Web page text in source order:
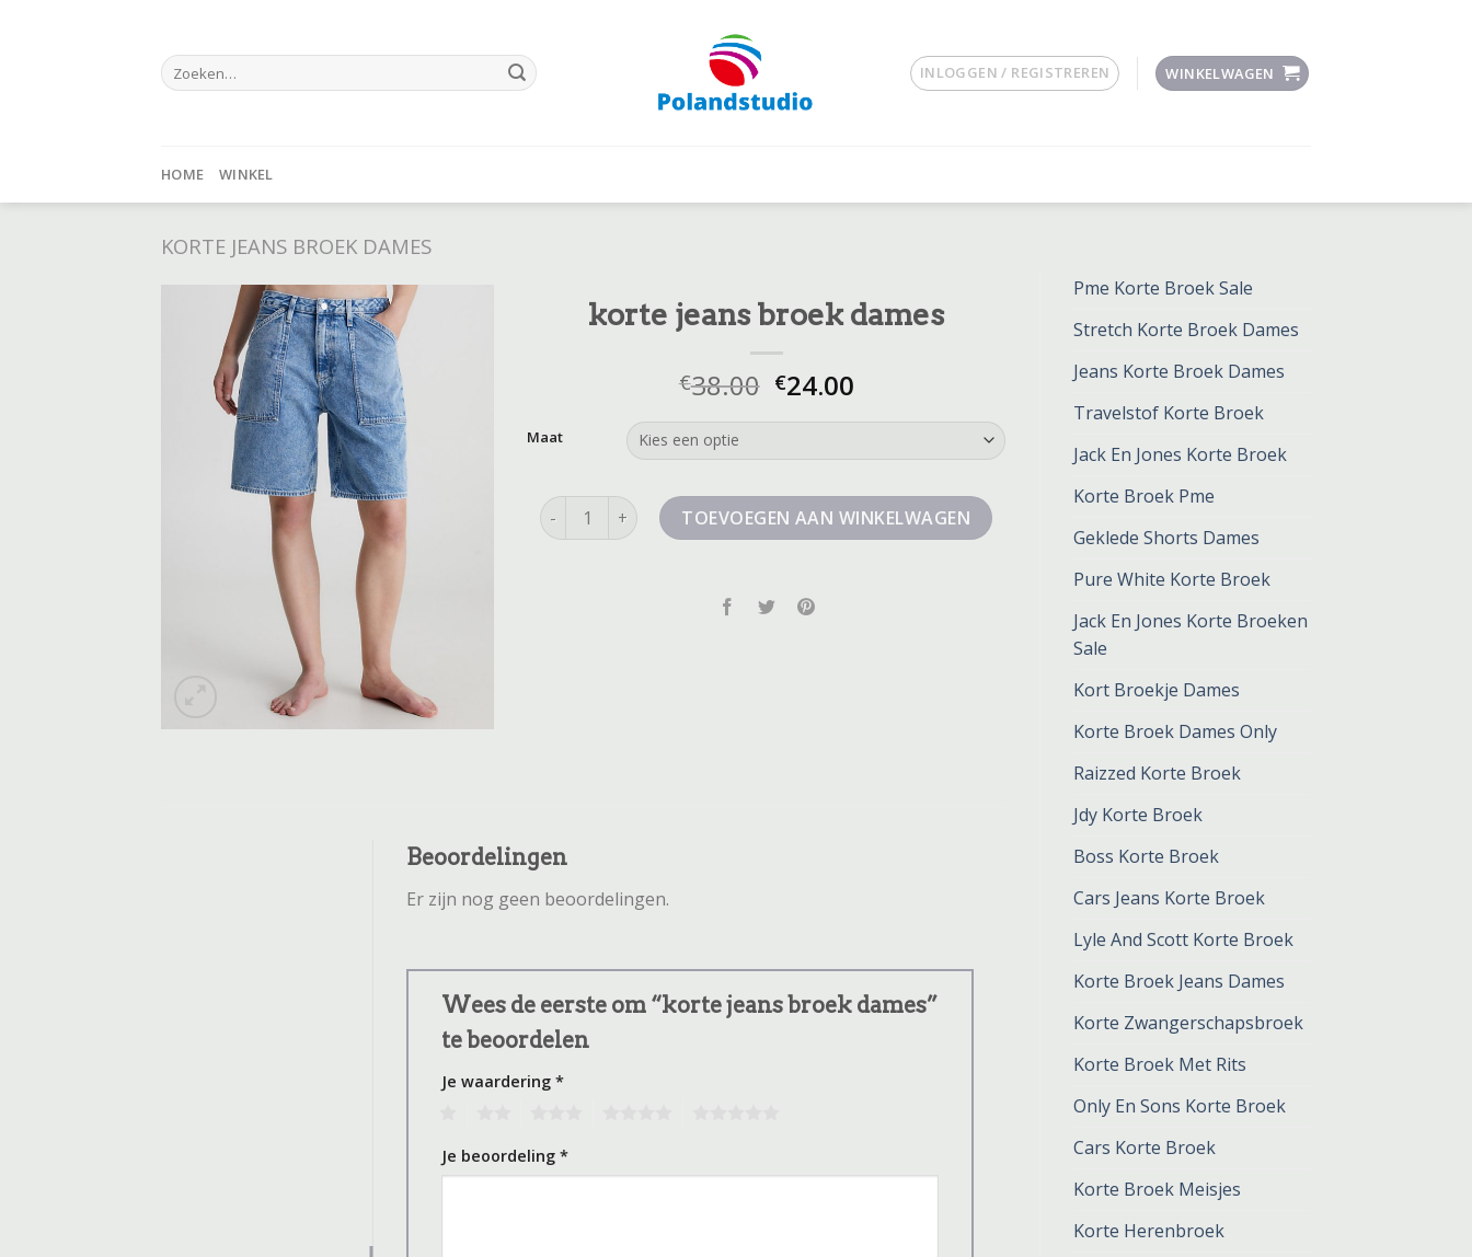
Zoeken
naar:
INLOGGEN / REGISTREREN WINKELWAGEN
HOME WINKEL
KORTE JEANS BROEK DAMES
Pme Korte Broek Sale
Stretch Korte Broek Dames
Jeans Korte Broek Dames
Travelstof Korte Broek
Jack En Jones Korte Broek
Korte Broek Pme
Geklede Shorts Dames
Pure White Korte Broek
Jack En Jones Korte Broeken
Sale
Kort Broekje Dames
Korte Broek Dames Only
Raizzed Korte Broek
Jdy Korte Broek
Boss Korte Broek
Cars Jeans Korte Broek
Lyle And Scott Korte Broek
Korte Broek Jeans Dames
Korte Zwangerschapsbroek
Korte Broek Met Rits
Only En Sons Korte Broek
Cars Korte Broek
Korte Broek Meisjes
Korte Herenbroek
korte jeans broek dames
€38.00 €24.00
Maat
korte jeans broek dames aantalTOEVOEGEN AAN WINKELWAGEN
Beoordelingen
Er zijn nog geen beoordelingen.
Wees de eerste om “korte jeans broek dames”
te beoordelen
Je waardering *
Je beoordeling *